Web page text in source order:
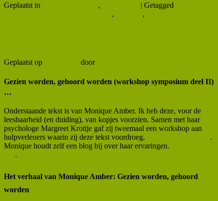
Geplaatst in
, | Getagged
, ,
Geplaatst op door
Gezien worden, gehoord worden (workshop symposium deel II)
…
Onderstaande tekst is van Monique Amber. Ik heb deze, voor de
leesbaarheid (en duiding), van kopjes voorzien. Samen met haar
psychologe Margreet Krottje gaf zij tweemaal een workshop aan
hulpverleners waarin zij deze tekst voordroeg.
.
Monique houdt zelf een blog bij over haar ervaringen.
.
Het verhaal van Monique Amber: Gezien worden, gehoord
worden